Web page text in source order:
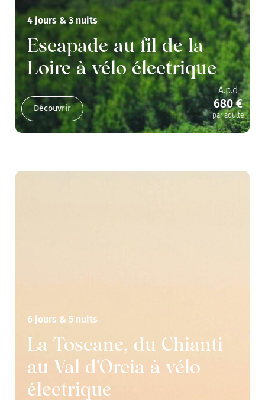
4 jours & 3 nuits
Escapade au fil de la
Loire à vélo électrique
Découvrir
A.p.d
680 €
par adulte
6 jours & 5 nuits
La Toscane, du Chianti
au Val d'Orcia à vélo
électrique